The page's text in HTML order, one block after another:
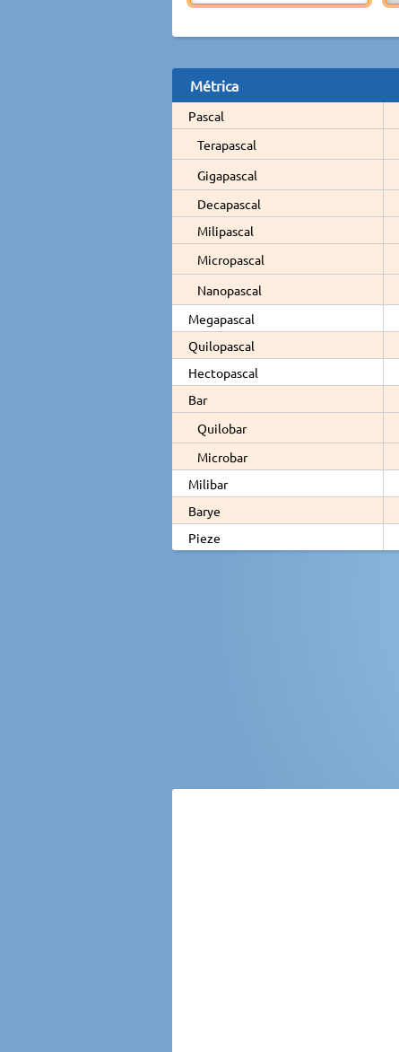
Métrica
Pascal
Terapascal
Gigapascal
Decapascal
Milipascal
Micropascal
Nanopascal
Megapascal
Quilopascal
Hectopascal
Bar
Quilobar
Microbar
Milibar
Barye
Pieze